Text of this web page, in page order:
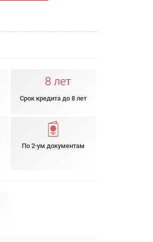
Срок кредита до 8 лет
По 2-ум документам